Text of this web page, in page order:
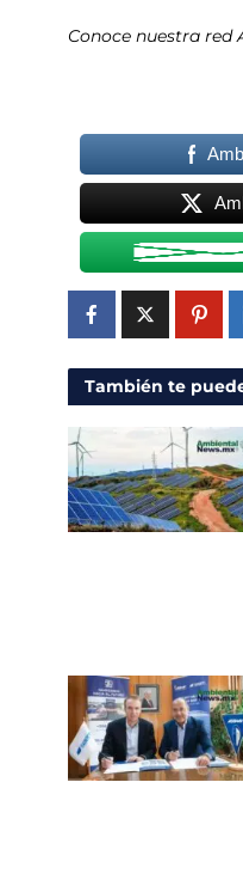
Conoce nuestra red
También te